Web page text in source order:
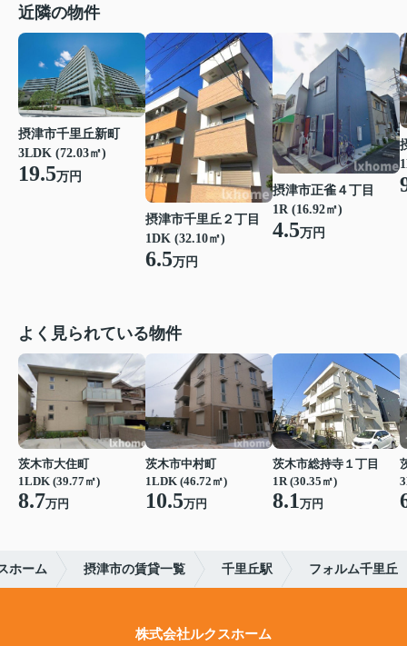
近隣の物件
摂津市千里丘新町
3LDK (72.03㎡)
19.5万円
摂津市千里丘２丁目
1DK (32.10㎡)
6.5万円
摂津市正雀４丁目
1R (16.92㎡)
4.5万円
よく見られている物件
茨木市大住町
1LDK (39.77㎡)
8.7万円
茨木市中村町
1LDK (46.72㎡)
10.5万円
茨木市総持寺１丁目
1R (30.35㎡)
8.1万円
ホーム 摂津市の賃貸一覧 千里丘駅 フォルム千里丘
株式会社ルクスホーム